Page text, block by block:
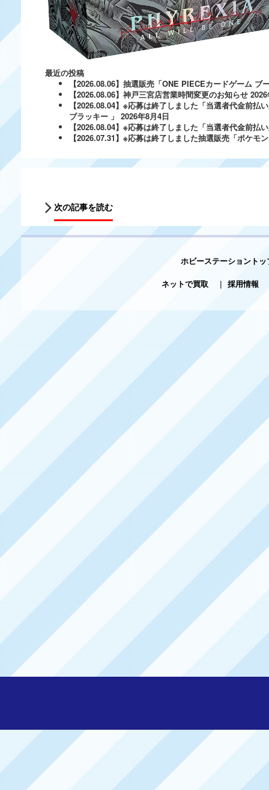
最近の投稿
【2026.08.06】抽選販売「ONE PIECEカードゲーム ブ
【2026.08.06】神戸三宮店営業時間変更のお知らせ
【2026.08.04】※応募は終了しました「当選者代金前
ブラッキー 」 2026年8月4日
【2026.08.04】※応募は終了しました「当選者代金前
【2026.07.31】※応募は終了しました抽選販売「ポケ
次の記事を読む
ホビーステーショントッ
ネットで買取
| 採用情報